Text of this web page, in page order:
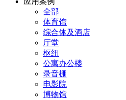
全部
体育馆
综合体及酒店
厅堂
枢纽
公寓办公楼
录音棚
电影院
博物馆